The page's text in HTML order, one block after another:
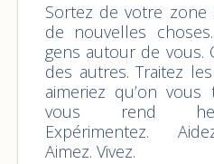
Sortez de votre zone
de nouvelles
gens autour de vous.
des autres. Traitez
aimeriez qu’on vous
vous rend
Expérimentez.
Aimez. Vivez.